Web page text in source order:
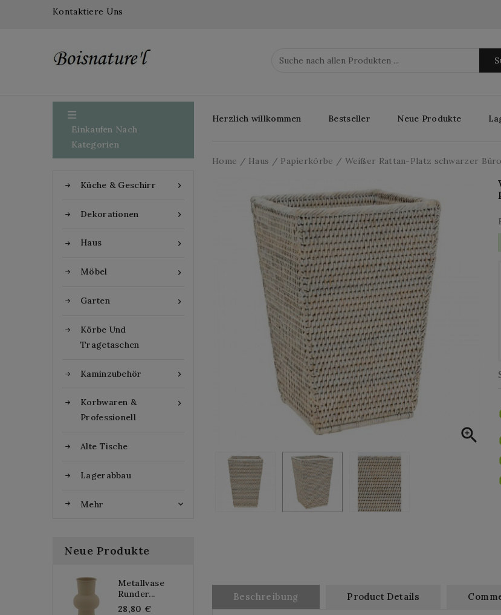
Kontaktiere Uns

Einkaufen Nach
Kategorien

Küche & Geschirr

Dekorationen

Haus

Möbel

Garten
Körbe Und
Tragetaschen

Kaminzubehör

Korbwaren &
Professionell
Alte Tische
Lagerabbau
Mehr 
Neue Produkte
Metallvase
Runder...
28,80 €
Herzlich willkommen Bestseller Neue Produkte
Home Haus Papierkörbe Weißer Rattan-Platz schwarzer

Beschreibung Product Details